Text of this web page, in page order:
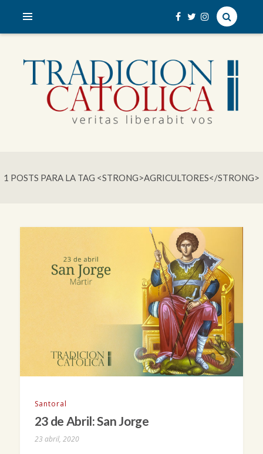
1 POSTS PARA LA TAG <STRONG>AGRICULTORES</STRONG>
Santoral
23 de Abril: San Jorge
23 abril, 2020